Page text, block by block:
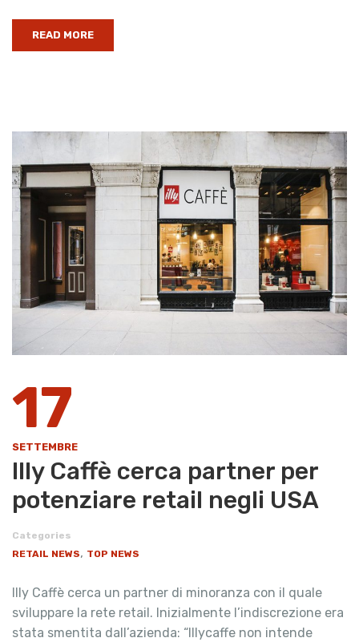
READ MORE
17
SETTEMBRE
Illy Caffè cerca partner per
potenziare retail negli USA
Categories
RETAIL NEWS, TOP NEWS
Illy Caffè cerca un partner di minoranza con il quale
sviluppare la rete retail. Inizialmente l’indiscrezione era
stata smentita dall’azienda: “Illycaffe non intende